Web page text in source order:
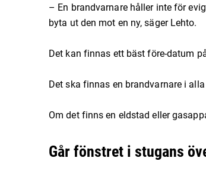
– En brandvarnare håller inte för
byta ut den mot en ny, säger Lehto.
Det kan finnas ett bäst före-datum
Det ska finnas en brandvarnare i
Om det finns en eldstad eller
Går fönstret i stugans